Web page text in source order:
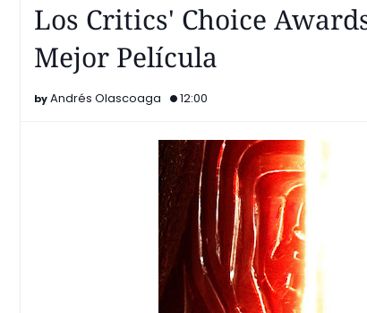
Los Critics' Choice
Mejor Película
Andrés Olascoaga 12:00